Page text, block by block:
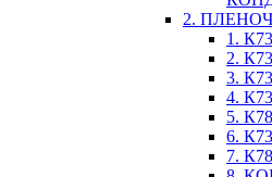
2.
1.
2.
3.
4.
5.
6.
7.